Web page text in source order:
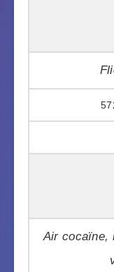
Air cocaïne,